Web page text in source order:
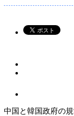
中国と韓国政府の